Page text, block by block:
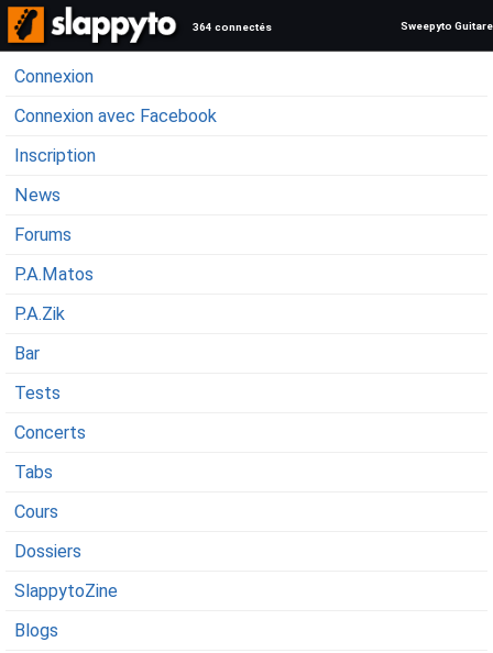
364 connectés Sweepyto Guitare
Connexion
Connexion avec Facebook
Inscription
News
Forums
P.A.Matos
P.A.Zik
Bar
Tests
Concerts
Tabs
Cours
Dossiers
SlappytoZine
Blogs